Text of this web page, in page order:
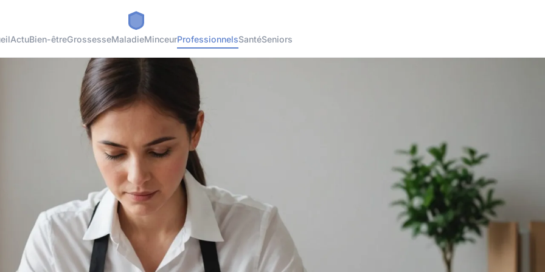
ActuBien-êtreGrossesseMaladieMinceurProfessionnelsSantéSeniors